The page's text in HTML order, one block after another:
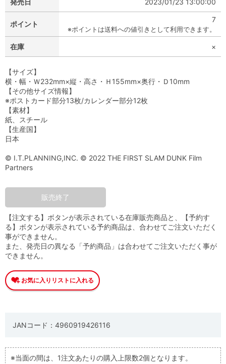
発売日 2023/01/23 13:00:00
ポイント
7
※ポイントは送料への値引きとして利用できます。
在庫 ×
【サイズ】
横・幅・Ｗ232mm×縦・高さ・Ｈ155mm×奥行・Ｄ10mm
【その他サイズ情報】
※ポストカード部分13枚/カレンダー部分12枚
【素材】
紙、スチール
【生産国】
日本
© I.T.PLANNING,INC. © 2022 THE FIRST SLAM DUNK Film
Partners
販売終了
【注文する】ボタンが表示されている在庫販売商品と、【予約す
る】ボタンが表示されている予約商品は、合わせてご注文いただく
事ができません。
また、発売日の異なる「予約商品」は合わせてご注文いただく事が
できません。
JANコード：4960919426116
※当面の間は、1注文あたりの購入上限数2個となります。